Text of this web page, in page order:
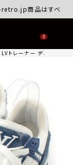
商品はすべて正規品
0
LVトレーナー デニム レ